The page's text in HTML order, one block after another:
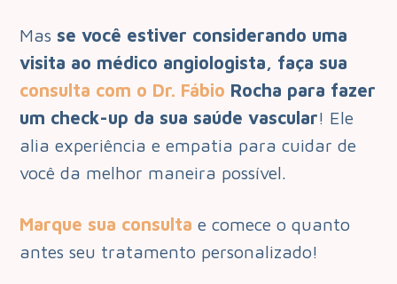
Mas se você estiver considerando uma
visita ao médico angiologista, faça sua
consulta com o Dr. Fábio Rocha para fazer
um check-up da sua saúde vascular! Ele
alia experiência e empatia para cuidar de
você da melhor maneira possível.
Marque sua consulta e comece o quanto
antes seu tratamento personalizado!